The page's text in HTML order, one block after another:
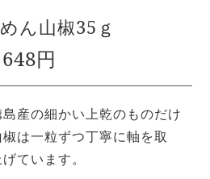
ん山椒35ｇ
648円
産の細かい上乾のものだけ
は一粒ずつ丁寧に軸を取
ています。